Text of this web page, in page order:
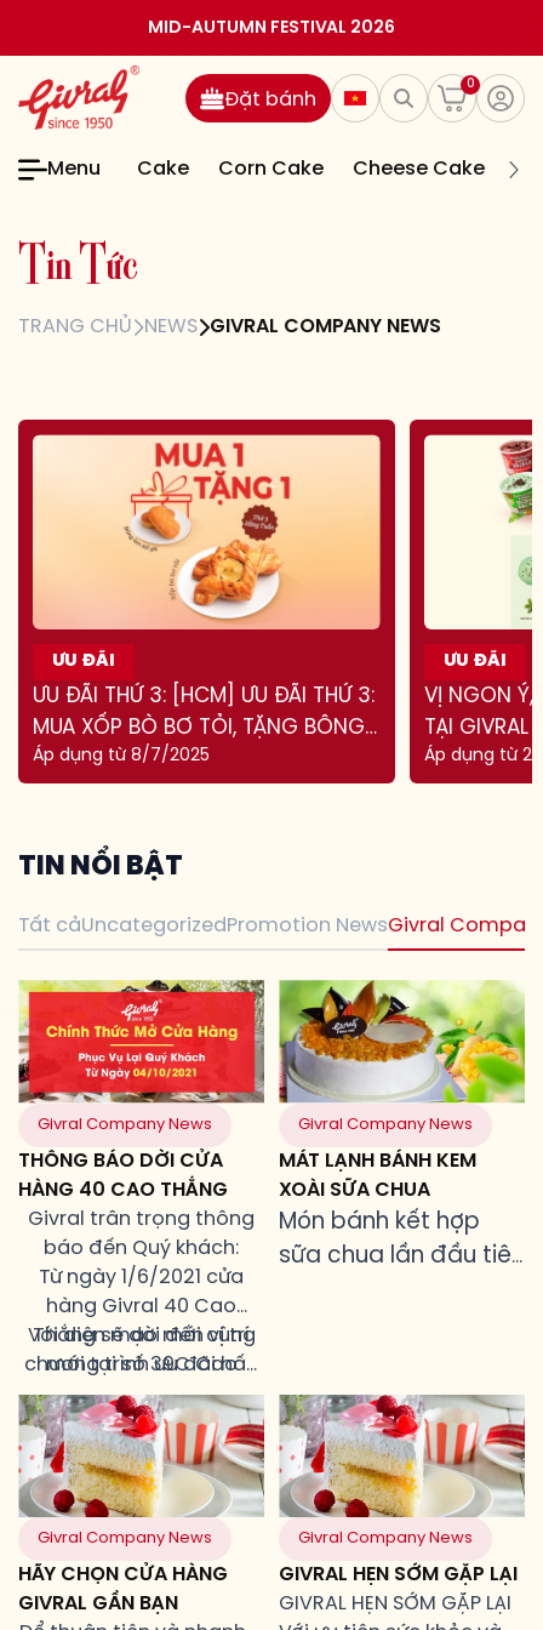
MID-AUTUMN FESTIVAL 2026
0
Đặt bánh
Menu Cake Corn Cake Cheese Cake
in Tức
TRANG CHỦ NEWS GIVRAL COMPANY NEWS
ƯU ĐÃI
ƯU ĐÃI THỨ 3: [HCM] ƯU ĐÃI THỨ 3:
MUA XỐP BÒ BƠ TỎI, TẶNG BÔNG
LAN SỢI GÀ
Áp dụng từ 8/7/2025
ƯU ĐÃI
VỊ NGON Ý,
TẠI GIVRAL
Áp dụng từ
TIN NỔI BẬT
Tất cảUncategorized Promotion NewsGivral
Givral Company News
THÔNG BÁO DỜI CỬA
HÀNG 40 CAO THẮNG
Givral trân trọng thông
báo đến Quý khách:
Từ ngày 1/6/2021 cửa
hàng Givral 40 Cao
Thắng sẽ dời đến vị trí
mới tại số 39C Cao
Thắng, phường 2, quận 3,
Tp.HCM. (góc ngã tư
Cao Thắng - Nguyễn
Đình Chiểu).
Với diện mạo mới cùng
chương trình ưu đãi hấp
dẫn, Givral mong muốn
được phục vụ và đón
tiếp Quý khách ở Givral
39C Cao Thắng vào đầu
tháng 6 này nhé ạ!
Givral Company News
MÁT LẠNH BÁNH KEM
XOÀI SỮA CHUA
Món bánh kết hợp
sữa chua lần đầu tiên
Givral Company News
HÃY CHỌN CỬA HÀNG
GIVRAL GẦN BẠN
Givral Company News
GIVRAL HẸN SỚM GẶP LẠI
GIVRAL HẸN SỚM GẶP LẠI